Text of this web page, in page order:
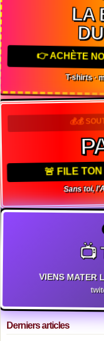
LA
👉 ACHÈTE
T-shirts ·
💰💰
🚨 FILE
Sans toi,
📺
VIENS MATER
Derniers articles